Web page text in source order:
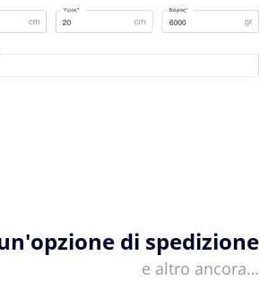
di spedizione
e altro ancora…